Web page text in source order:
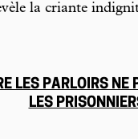
la criante
LES PARLOIRS NE
LES